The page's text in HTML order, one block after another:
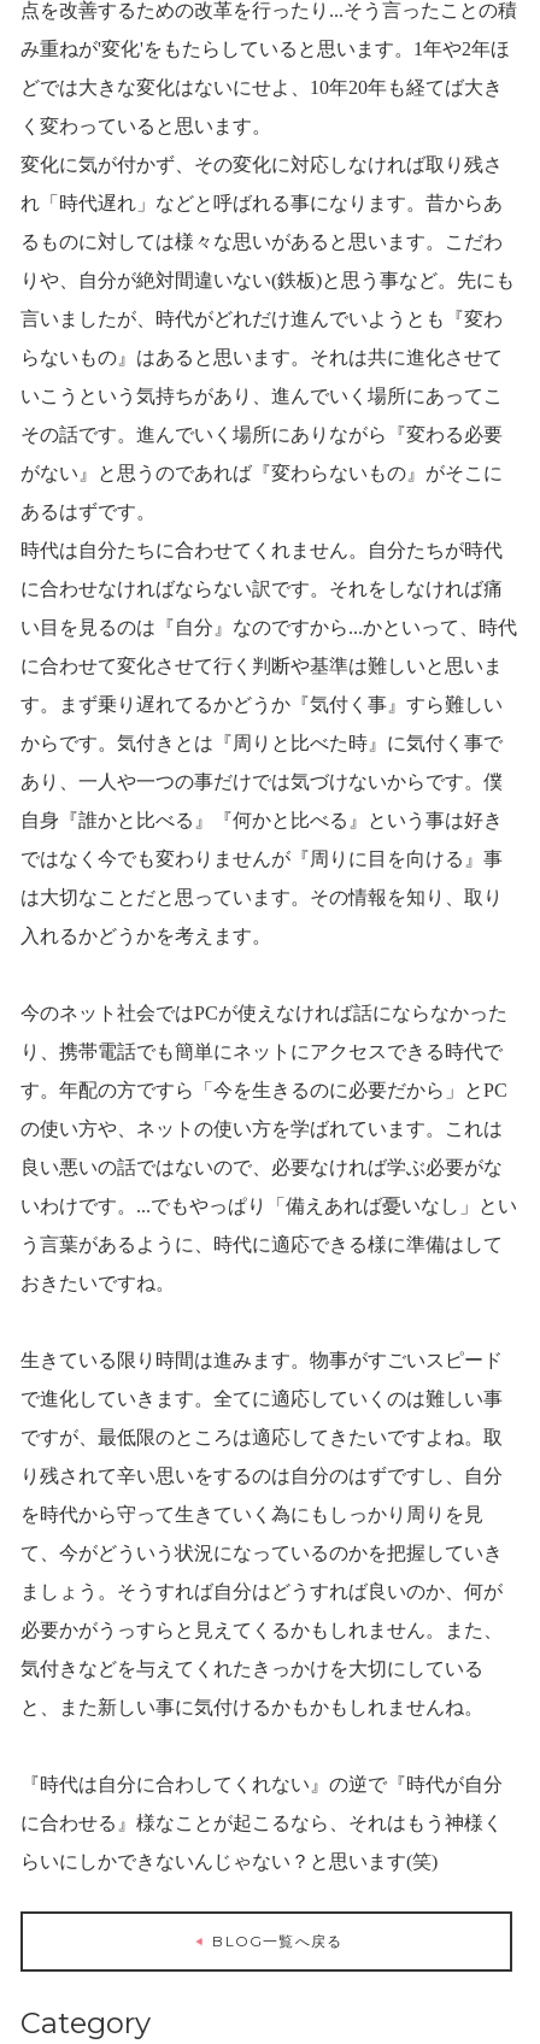
点を改善するための改革を行ったり...そう言ったことの積
み重ねが'変化'をもたらしていると思います。1年や2年ほ
どでは大きな変化はないにせよ、10年20年も経てば大き
く変わっていると思います。
変化に気が付かず、その変化に対応しなければ取り残さ
れ「時代遅れ」などと呼ばれる事になります。昔からあ
るものに対しては様々な思いがあると思います。こだわ
りや、自分が絶対間違いない(鉄板)と思う事など。先にも
言いましたが、時代がどれだけ進んでいようとも『変わ
らないもの』はあると思います。それは共に進化させて
いこうという気持ちがあり、進んでいく場所にあってこ
その話です。進んでいく場所にありながら『変わる必要
がない』と思うのであれば『変わらないもの』がそこに
あるはずです。
時代は自分たちに合わせてくれません。自分たちが時代
に合わせなければならない訳です。それをしなければ痛
い目を見るのは『自分』なのですから...かといって、時代
に合わせて変化させて行く判断や基準は難しいと思いま
す。まず乗り遅れてるかどうか『気付く事』すら難しい
からです。気付きとは『周りと比べた時』に気付く事で
あり、一人や一つの事だけでは気づけないからです。僕
自身『誰かと比べる』『何かと比べる』という事は好き
ではなく今でも変わりませんが『周りに目を向ける』事
は大切なことだと思っています。その情報を知り、取り
入れるかどうかを考えます。
今のネット社会ではPCが使えなければ話にならなかった
り、携帯電話でも簡単にネットにアクセスできる時代で
す。年配の方ですら「今を生きるのに必要だから」とPC
の使い方や、ネットの使い方を学ばれています。これは
良い悪いの話ではないので、必要なければ学ぶ必要がな
いわけです。...でもやっぱり「備えあれば憂いなし」とい
う言葉があるように、時代に適応できる様に準備はして
おきたいですね。
生きている限り時間は進みます。物事がすごいスピード
で進化していきます。全てに適応していくのは難しい事
ですが、最低限のところは適応してきたいですよね。取
り残されて辛い思いをするのは自分のはずですし、自分
を時代から守って生きていく為にもしっかり周りを見
て、今がどういう状況になっているのかを把握していき
ましょう。そうすれば自分はどうすれば良いのか、何が
必要かがうっすらと見えてくるかもしれません。また、
気付きなどを与えてくれたきっかけを大切にしている
と、また新しい事に気付けるかもかもしれませんね。
『時代は自分に合わしてくれない』の逆で『時代が自分
に合わせる』様なことが起こるなら、それはもう神様く
らいにしかできないんじゃない？と思います(笑)
BLOG一覧へ戻る
Category